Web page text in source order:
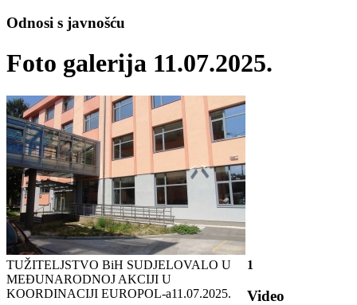
Odnosi s javnošću
Foto galerija 11.07.2025.
TUŽITELJSTVO BiH SUDJELOVALO U
MEĐUNARODNOJ AKCIJI U
KOORDINACIJI EUROPOL-a11.07.2025.
1
Video